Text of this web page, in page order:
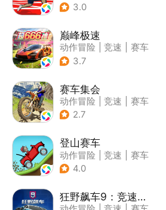
3.0
巅峰极速
动作冒险 竞速
赛车
| 漂移
3.7
赛车集会
动作冒险 竞速
赛车
| 写实
2.7
登山赛车
动作冒险 竞速
赛车
| 卡通
4.0
狂野飙车9：竞速传奇